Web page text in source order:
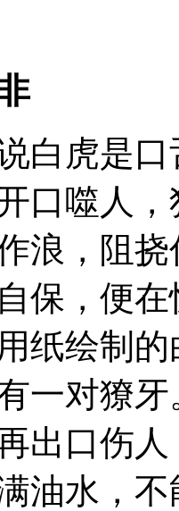
白虎是
口噬人
浪，阻
保，便
纸绘制
一对獠
出口伤
油水，